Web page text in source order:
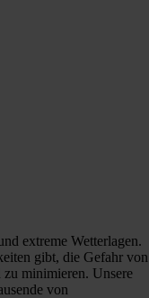
extreme Wetterlagen.
gibt, die Gefahr von
minimieren. Unsere
von